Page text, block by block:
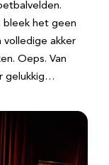
het geen
volledige akker
Oeps. Van
gelukkig…